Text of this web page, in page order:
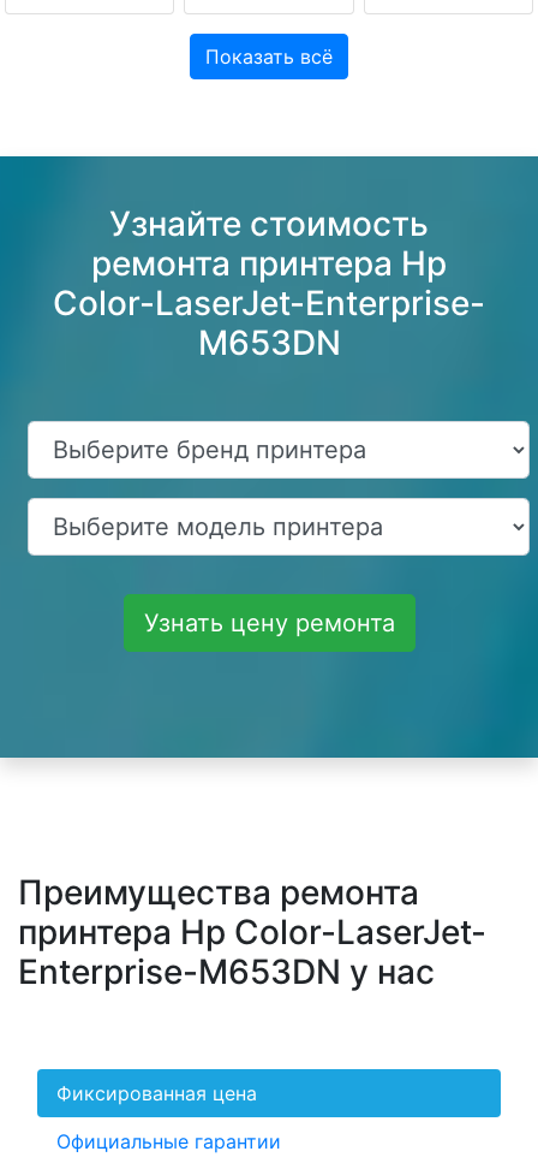
Показать всё
Узнайте стоимость
ремонта принтера Hp
Color-LaserJet-Enterprise-
M653DN
Узнать цену ремонта
Преимущества ремонта
принтера Hp Color-LaserJet-
Enterprise-M653DN у нас
Фиксированная цена
Официальные гарантии